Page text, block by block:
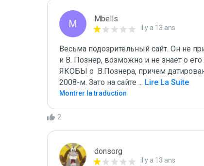
M Mbells
il y a 13 ans
Весьма подозрительный сайт. Он не
и В. Познер, возможно и не знает о
ЯКОБЫ о  В.Познера, причем
2008-м. Зато на сайте ... Lire La Suite
Montrer la traduction
2
donsorg
il y a 13 ans